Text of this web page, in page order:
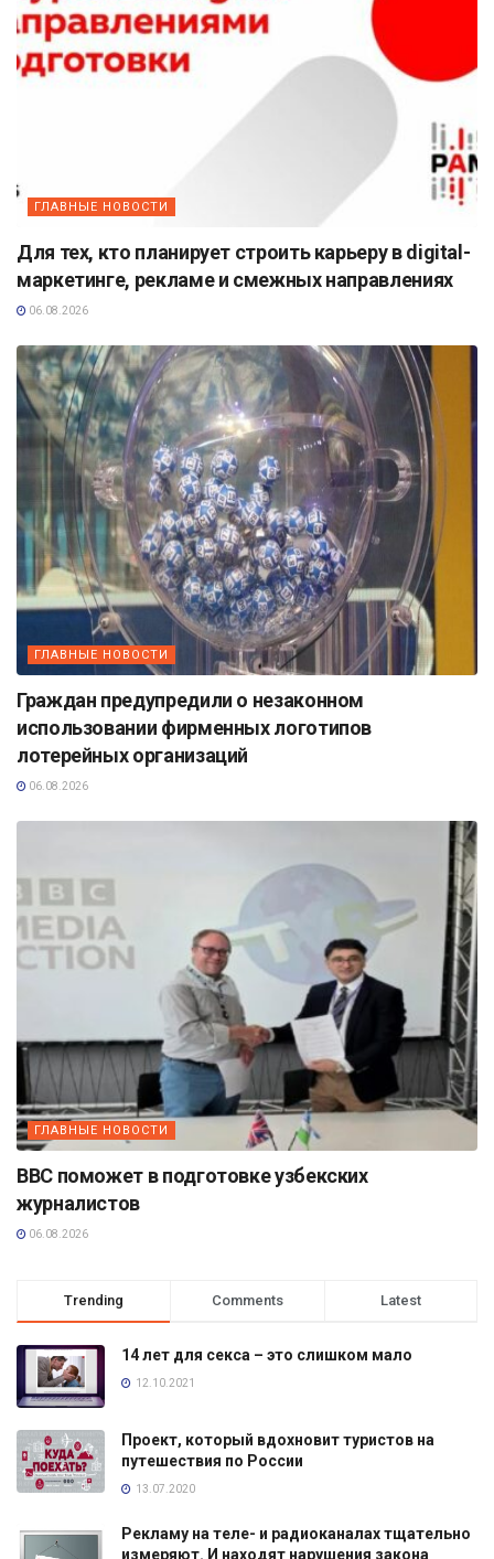
ГЛАВНЫЕ НОВОСТИ
Для тех, кто планирует строить карьеру в digital-
маркетинге, рекламе и смежных направлениях
06.08.2026
ГЛАВНЫЕ НОВОСТИ
Граждан предупредили о незаконном
использовании фирменных логотипов
лотерейных организаций
06.08.2026
ГЛАВНЫЕ НОВОСТИ
BBC поможет в подготовке узбекских
журналистов
06.08.2026
Trending Comments Latest
14 лет для секса – это слишком мало
12.10.2021
Проект, который вдохновит туристов на
путешествия по России
13.07.2020
Рекламу на теле- и радиоканалах тщательно
измеряют. И находят нарушения закона